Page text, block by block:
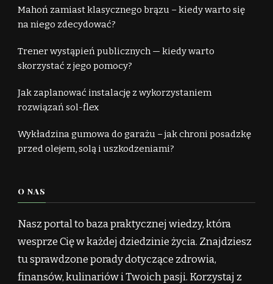
Mahoń zamiast klasycznego brązu – kiedy warto się
na niego zdecydować?
Trener wystąpień publicznych — kiedy warto
skorzystać z jego pomocy?
Jak zaplanować instalację z wykorzystaniem
rozwiązań sol-flex
Wykładzina gumowa do garażu – jak chroni posadzkę
przed olejem, solą i uszkodzeniami?
O NAS
Nasz portal to baza praktycznej wiedzy, która
wesprze Cię w każdej dziedzinie życia. Znajdziesz
tu sprawdzone porady dotyczące zdrowia,
finansów, kulinariów i Twoich pasji. Korzystaj z